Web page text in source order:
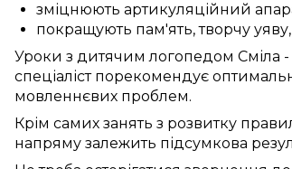
зміцнюють артикуляційний
покращують пам'ять,творчу уяву,
Уроки з дитячим логопедом Сміла -
спеціаліст порекомендує
мовленнєвих проблем.
Крім самих занять з розвитку
напряму залежить підсумкова